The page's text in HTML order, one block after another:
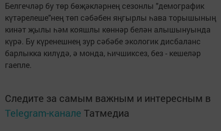
Белгечләр бу төр бөҗәкләрнең сезонлы "демографик
күтәрелеше"нең төп сәбәбен яңгырлы һава торышының
кинәт җылы һәм кояшлы көннәр белән алышынуында
күрә. Бу күренешнең зур сәбәбе экологик дисбаланс
бар­лыкка килүдә, ә монда, һичшиксез, без - кешеләр
гаепле.
Следите за самым важным и интересным в
Telegram-канале Татмедиа